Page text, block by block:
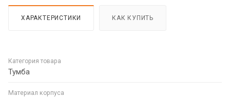
ХАРАКТЕРИСТИКИ КАК КУПИТЬ
Категория товара
Тумба
Материал корпуса